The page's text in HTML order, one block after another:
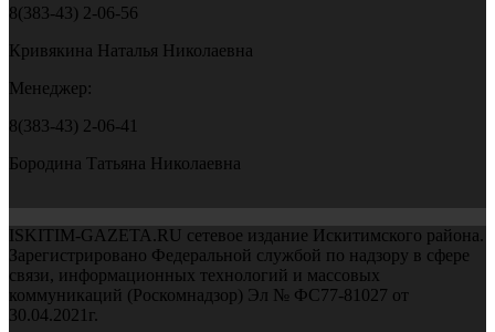
8(383-43) 2-06-56
Кривякина Наталья Николаевна
Менеджер:
8(383-43) 2-06-41
Бородина Татьяна Николаевна
ISKITIM-GAZETA.RU сетевое издание Искитимского района.
Зарегистрировано Федеральной службой по надзору в сфере
связи, информационных технологий и массовых
коммуникаций (Роскомнадзор) Эл № ФС77-81027 от
30.04.2021г.